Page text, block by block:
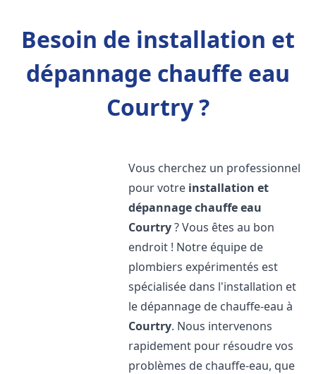
Besoin de installation et
dépannage chauffe eau
Courtry ?
Vous cherchez un professionnel
pour votre installation et
dépannage chauffe eau
Courtry? Vous êtes au bon
endroit ! Notre équipe de
plombiers expérimentés est
spécialisée dans l'installation et
le dépannage de chauffe-eau à
Courtry. Nous intervenons
rapidement pour résoudre vos
problèmes de chauffe-eau, que